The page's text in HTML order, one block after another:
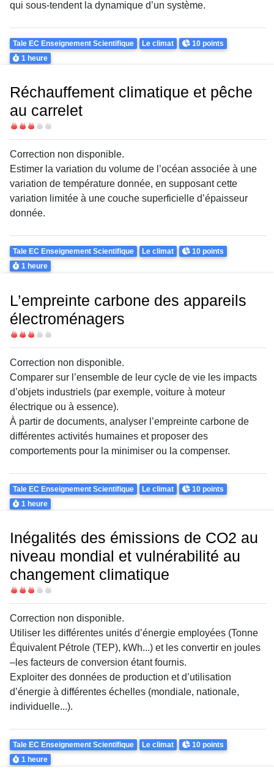
qui sous-tendent la dynamique d’un système.
Theme
Tale EC Enseignement Scientifique Le climat Points
10 points
Durée
1 heure
Réchauffement climatique et pêche
au carrelet
Difficulté
Correction non disponible.
Estimer la variation du volume de l’océan associée à une
variation de température donnée, en supposant cette
variation limitée à une couche superficielle d’épaisseur
donnée.
Theme
Tale EC Enseignement Scientifique Le climat Points
10 points
Durée
1 heure
L’empreinte carbone des appareils
électroménagers
Difficulté
Correction non disponible.
Comparer sur l’ensemble de leur cycle de vie les impacts
d’objets industriels (par exemple, voiture à moteur
électrique ou à essence).
À partir de documents, analyser l’empreinte carbone de
différentes activités humaines et proposer des
comportements pour la minimiser ou la compenser.
Theme
Tale EC Enseignement Scientifique Le climat Points
10 points
Durée
1 heure
Inégalités des émissions de CO2 au
niveau mondial et vulnérabilité au
changement climatique
Difficulté
Correction non disponible.
Utiliser les différentes unités d’énergie employées (Tonne
Équivalent Pétrole (TEP), kWh...) et les convertir en joules
–les facteurs de conversion étant fournis.
Exploiter des données de production et d’utilisation
d’énergie à différentes échelles (mondiale, nationale,
individuelle...).
Theme
Tale EC Enseignement Scientifique Le climat Points
10 points
Durée
1 heure